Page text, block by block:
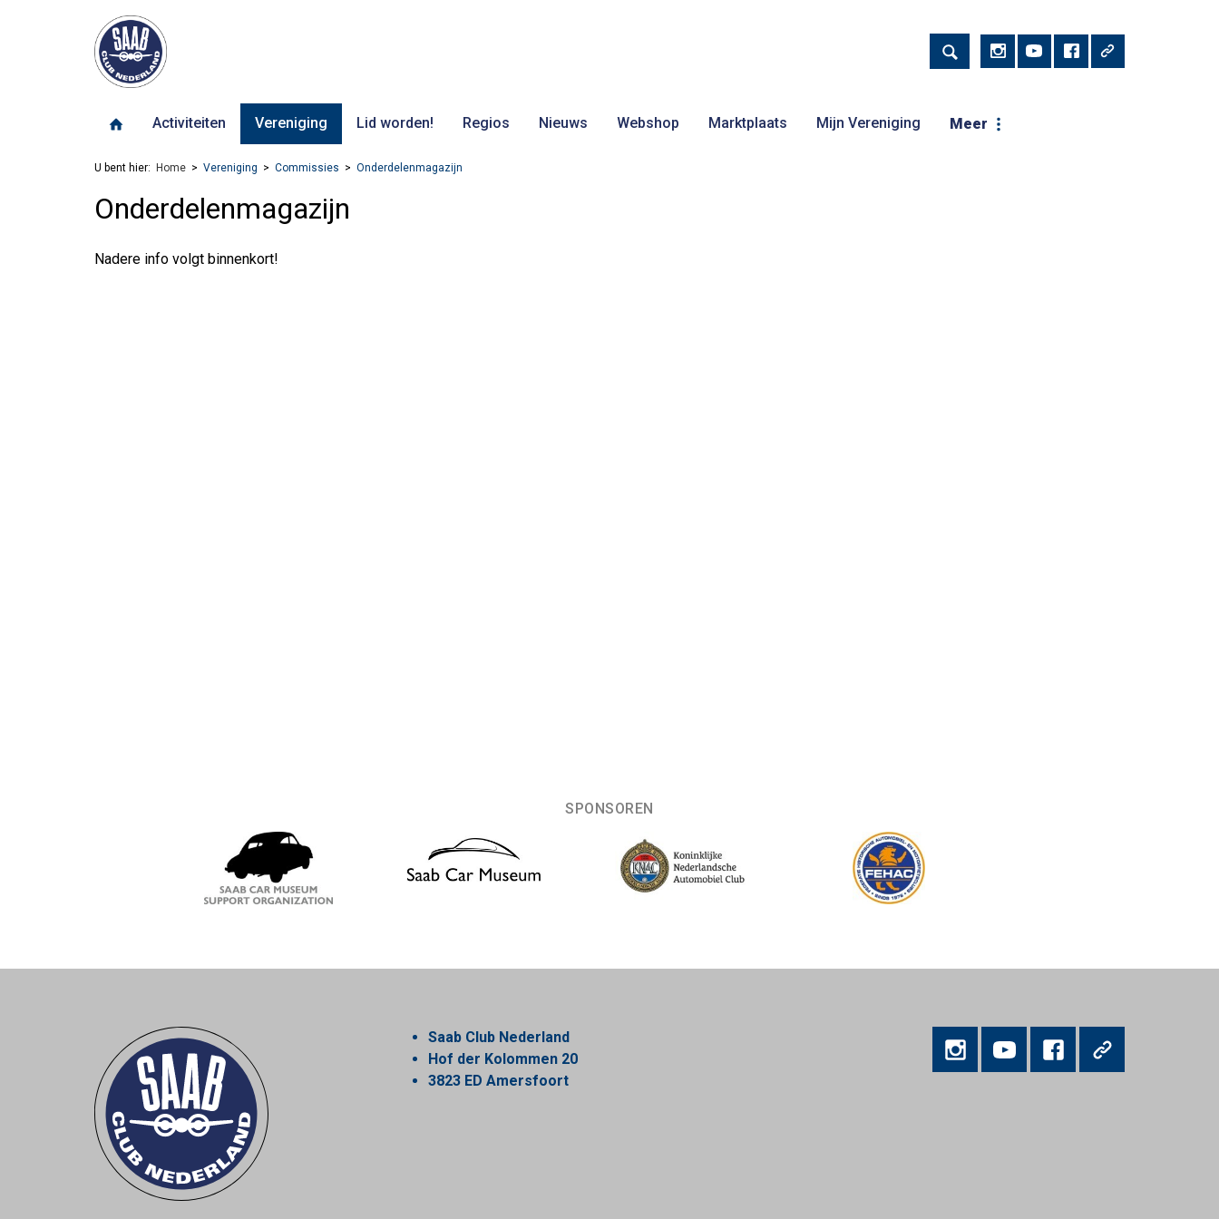
Activiteiten Vereniging Lid worden! Regios Nieuws Webshop Marktplaats Mijn Vereniging Meer
U bent hier: Home Vereniging Commissies Onderdelenmagazijn
Onderdelenmagazijn
Nadere info volgt binnenkort!
SPONSOREN
Saab Club Nederland
Hof der Kolommen 20
3823 ED Amersfoort